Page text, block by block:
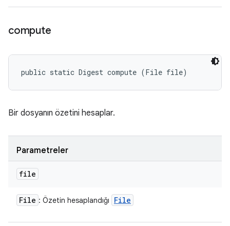
compute
public static Digest compute (File file)
Bir dosyanın özetini hesaplar.
Parametreler
file
File : Özetin hesaplandığı File